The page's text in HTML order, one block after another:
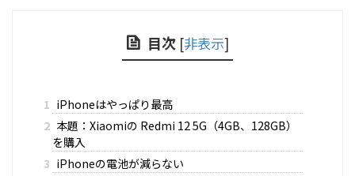
目次 [非表示]
1 iPhoneはやっぱり最高
2 本題：Xiaomiの Redmi 12 5G（4GB、128GB）
を購入
3 iPhoneの電池が減らない